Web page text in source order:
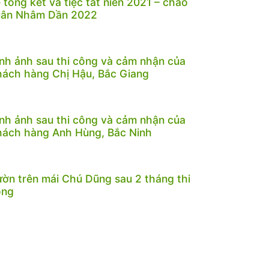
Nhâm Dần 2022
ảnh sau thi công và cảm nhận của
hàng Chị Hậu, Bắc Giang
ảnh sau thi công và cảm nhận của
hàng Anh Hùng, Bắc Ninh
trên mái Chú Dũng sau 2 tháng thi